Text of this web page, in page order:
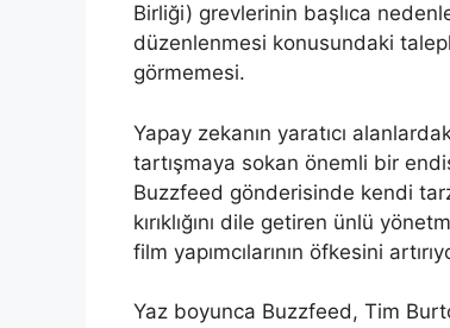
Birliği) grevlerinin başlıca
düzenlenmesi konusundaki
görmemesi.
Yapay zekanın yaratıcı
tartışmaya sokan önemli bir
Buzzfeed gönderisinde kendi
kırıklığını dile getiren ünlü
film yapımcılarının öfkesini
Yaz boyunca Buzzfeed, Tim